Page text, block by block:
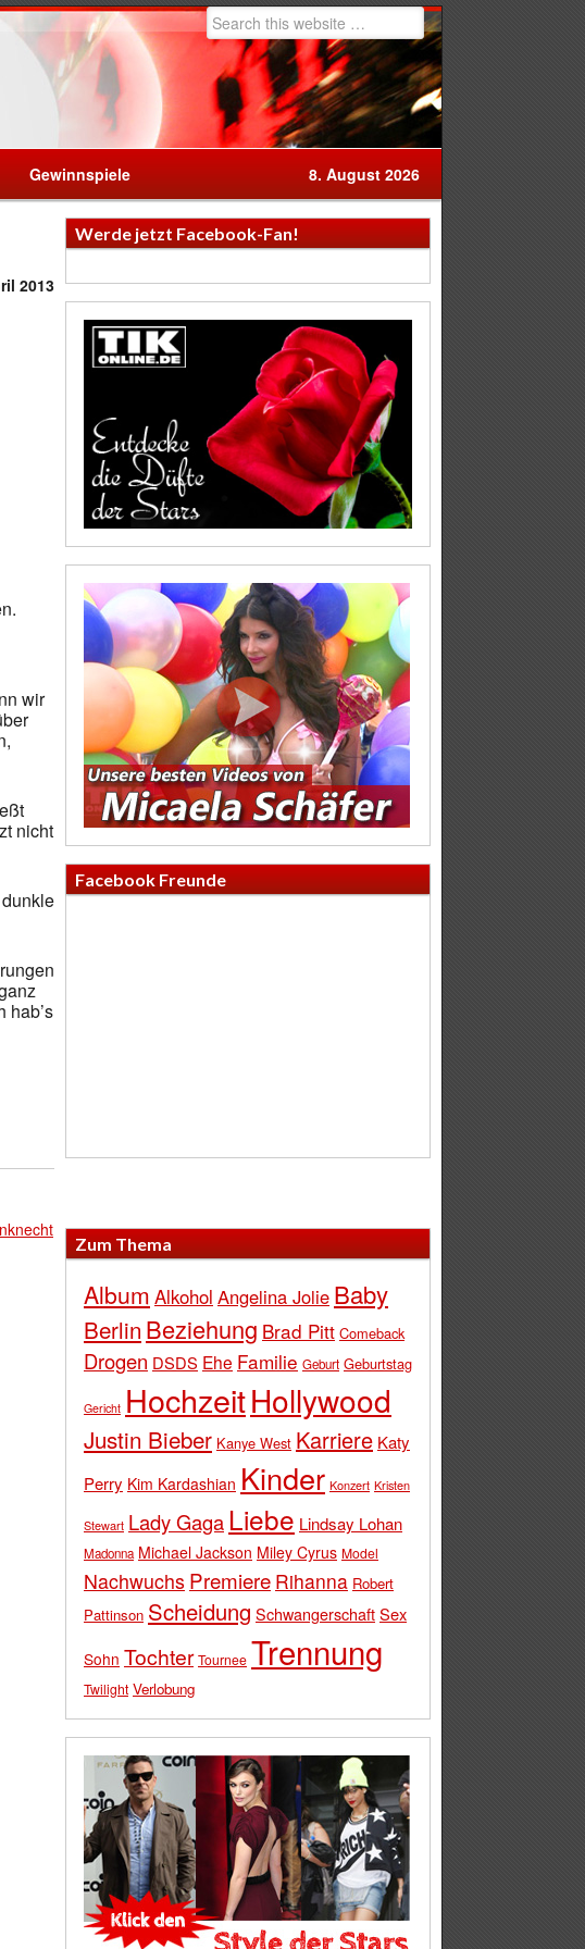
Gewinnspiele 8. August 2026
2013
wir
nicht
hab’s
Werde jetzt Facebook-Fan!
Facebook Freunde
Zum Thema
Album Alkohol Angelina Jolie Baby
Berlin Beziehung Brad Pitt Comeback
Drogen DSDS Ehe Familie Geburt Geburtstag
Gericht HochzeitHollywood
Justin Bieber Kanye West Karriere Katy
Perry Kim Kardashian Kinder Konzert Kristen
Stewart Lady Gaga Liebe Lindsay Lohan
Madonna Michael Jackson Miley Cyrus Model
Nachwuchs Premiere Rihanna Robert
Pattinson Scheidung SchwangerschaftSex
Sohn Tochter Tournee Trennung
Twilight Verlobung